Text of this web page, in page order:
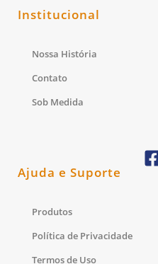
Institucional
Nossa História
Contato
Sob Medida
Ajuda e Suporte
Produtos
Política de Privacidade
Termos de Uso